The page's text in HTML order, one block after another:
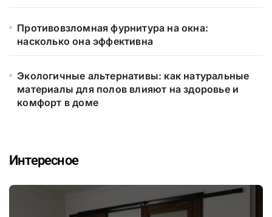
Противовзломная фурнитура на окна:
насколько она эффективна
Экологичные альтернативы: как натуральные
материалы для полов влияют на здоровье и
комфорт в доме
Интересное